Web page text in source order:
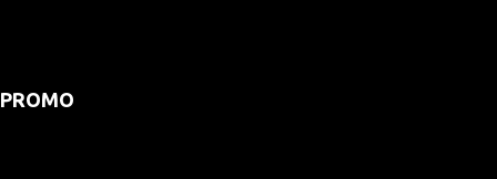
PROMO